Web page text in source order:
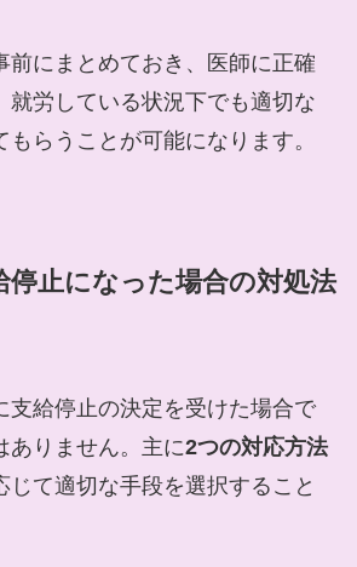
前にまとめておき、医師に正確
就労している状況下でも適切な
らうことが可能になります。
停止になった場合の対処法
支給停止の決定を受けた場合で
ありません。主に2つの対応方法
じて適切な手段を選択すること